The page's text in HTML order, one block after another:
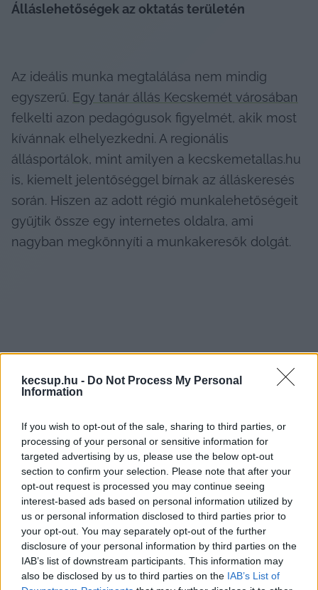
kecsup.hu - Do Not Process My Personal
Information
If you wish to opt-out of the sale, sharing to third parties, or
processing of your personal or sensitive information for
targeted advertising by us, please use the below opt-out
section to confirm your selection. Please note that after your
opt-out request is processed you may continue seeing
interest-based ads based on personal information utilized by
us or personal information disclosed to third parties prior to
your opt-out. You may separately opt-out of the further
disclosure of your personal information by third parties on the
IAB’s list of downstream participants. This information may
also be disclosed by us to third parties on the IAB’s List of
Álláslehetőségek az oktatás területén
Az ideális munka megtalálása nem mindig
egyszerű. Egy tanár állás Kecskemét városában
felkelti azon pedagógusok figyelmét, akik most
kívánnak elhelyezkedni. A regionális
állásportálok, mint amilyen a kecskemetallas.hu
is, kiemelt jelentőséggel bírnak az álláskeresés
során. Hiszen az adott régió munkalehetőségeit
gyűjtik össze egy internetes oldalra, ami
nagyban megkönnyíti a munkakeresők dolgát.
Az oktatás területe egyébként is meglehetősen
összetett, így előnyös a pedagógusok és oktatók
megkapnak a környékbeli nyitott pozíciókról.
Mérlegelniük kell azt is, hogy a közoktatásban
vagy a magánoktatás területén szeretnének-e
elhelyezkedni, és ez alapján kell szűrniük a
lehetséges hirdetéseket, amelyekre
jelentkeznek.
A közoktatásban általános vagy középiskolai